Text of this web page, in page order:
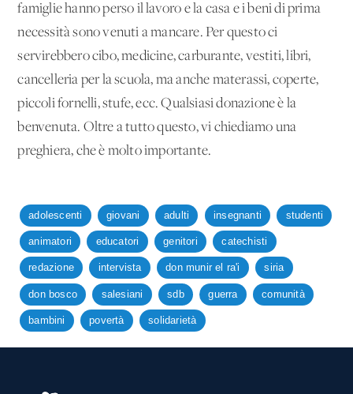
famiglie hanno perso il lavoro e la casa e i beni di prima
necessità sono venuti a mancare. Per questo ci
servirebbero cibo, medicine, carburante, vestiti, libri,
cancelleria per la scuola, ma anche materassi, coperte,
piccoli fornelli, stufe, ecc. Qualsiasi donazione è la
benvenuta. Oltre a tutto questo, vi chiediamo una
preghiera, che è molto importante.
adolescenti giovani adulti insegnanti studenti
animatori educatori genitori catechisti
redazione intervista don munir el ra'i siria
don bosco salesiani sdb guerra comunità
bambini povertà solidarietà